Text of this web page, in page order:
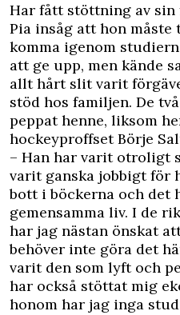
Har fått stöttning av sin
Pia insåg att hon
komma igenom
att ge upp, men kände
allt hårt slit varit
stöd hos familjen. De
peppat henne, liksom
hockeyproffset Börje
– Han har varit otroligt
varit ganska jobbigt för
bott i böckerna och det
gemensamma liv. I de
har jag nästan önskat
behöver inte göra det
varit den som lyft och
har också stöttat mig
honom har jag inga